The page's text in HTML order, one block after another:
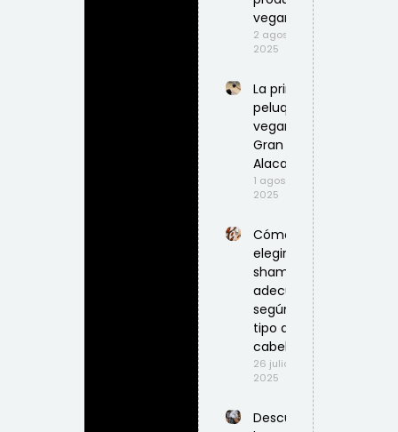
veganos
2 agosto,
2025
La primera
peluquería
vegana en
Gran
Alacant
1 agosto,
2025
Cómo
elegir el
shampoo
adecuado
según tu
tipo de
cabello
26 julio,
2025
Descubre